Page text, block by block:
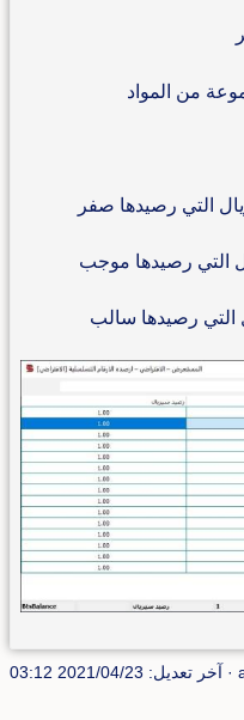
من المواد
التي رصيدها صفر
التي رصيدها موجب
التي رصيدها سالب
· آخر تعديل: 2021/04/23 03:12